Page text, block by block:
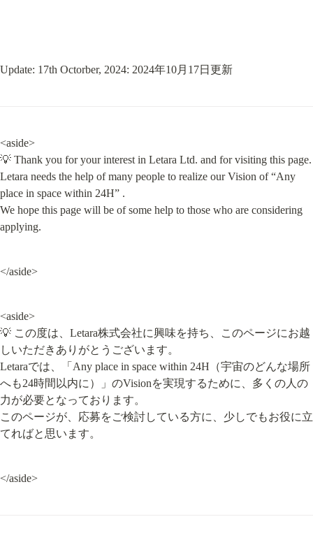
Update: 17th Octorber, 2024: 2024年10月17日更新
<aside>
💡 Thank you for your interest in Letara Ltd. and for visiting this page.
Letara needs the help of many people to realize our Vision of “Any
place in space within 24H” .
We hope this page will be of some help to those who are considering
applying.
</aside>
<aside>
💡 この度は、Letara株式会社に興味を持ち、このページにお越
しいただきありがとうございます。
Letaraでは、「Any place in space within 24H（宇宙のどんな場所
へも24時間以内に）」のVisionを実現するために、多くの人の
力が必要となっております。
このページが、応募をご検討している方に、少しでもお役に立
てればと思います。
</aside>